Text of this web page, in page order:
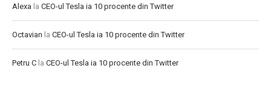
Alexa la CEO-ul Tesla ia 10 procente din Twitter
Octavian la CEO-ul Tesla ia 10 procente din Twitter
Petru C la CEO-ul Tesla ia 10 procente din Twitter